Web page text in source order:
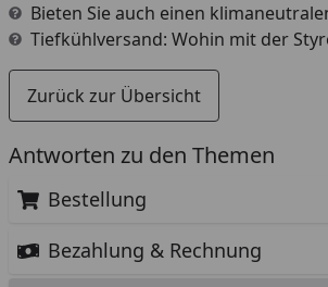
Antworten zu den Themen
Bestellung
Bezahlung & Rechnung
Bieten Sie auch einen
Tiefkühlversand: Wohin mit der
Zurück zur Übersicht